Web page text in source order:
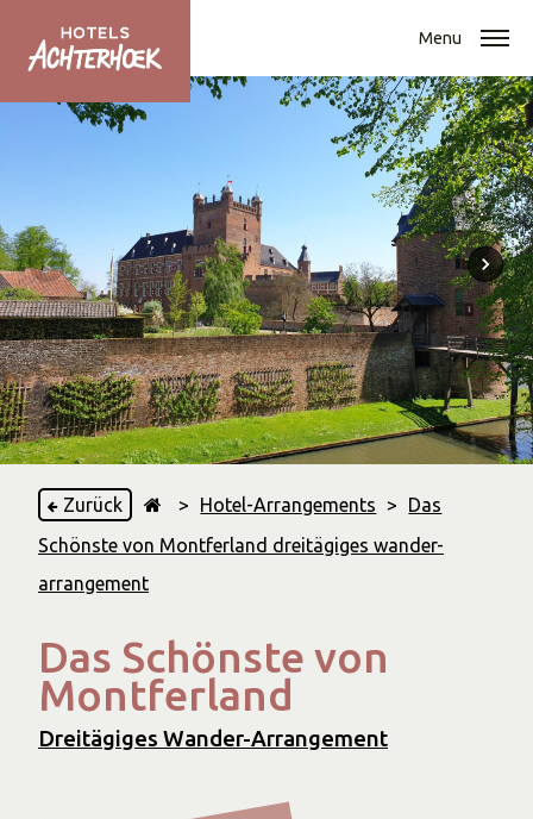
Menu
Zurück > Hotel-Arrangements >
Das
Schönste von Montferland dreitägiges wander-
arrangement
Das Schönste von
Montferland
Dreitägiges Wander-Arrangement